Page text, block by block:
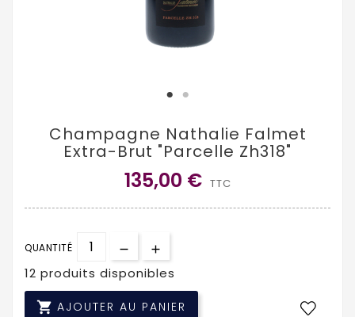
Champagne Nathalie Falmet
Extra-Brut "Parcelle Zh318"
135,00 € TTC
QUANTITÉ
12 produits disponibles
 AJOUTER AU PANIER